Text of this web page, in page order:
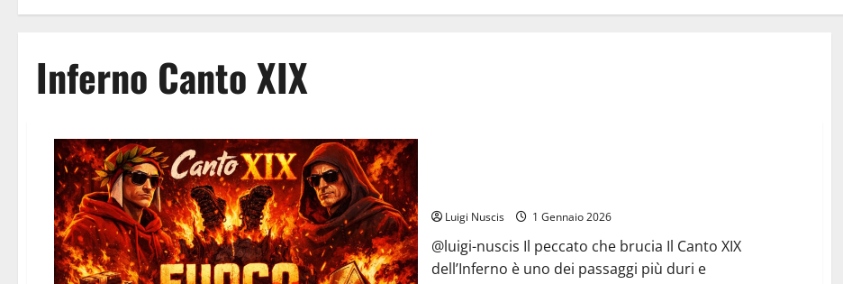
Inferno Canto XIX
Luigi Nuscis 1 Gennaio 2026
@luigi-nuscis Il peccato che brucia Il Canto XIX
dell’Inferno è uno dei passaggi più duri e